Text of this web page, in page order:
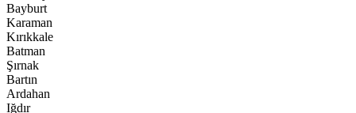
Bayburt
Karaman
Kırıkkale
Batman
Şırnak
Bartın
Ardahan
Iğdır